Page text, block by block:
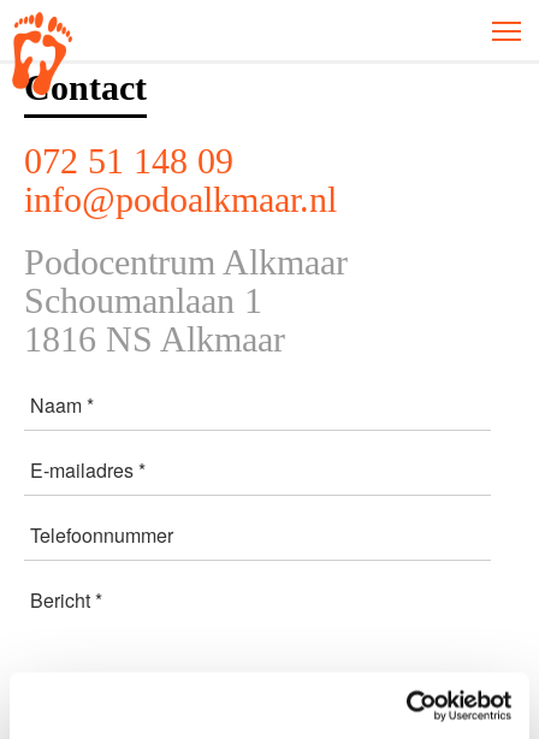
Contact
072 51 148 09
info@podoalkmaar.nl
Podocentrum Alkmaar
Schoumanlaan 1
1816 NS Alkmaar
Naam *
E-mailadres *
Telefoonnummer
Bericht *